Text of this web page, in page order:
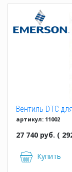
Вентиль DTC
артикул: 11002
27 740 руб. (
Купить